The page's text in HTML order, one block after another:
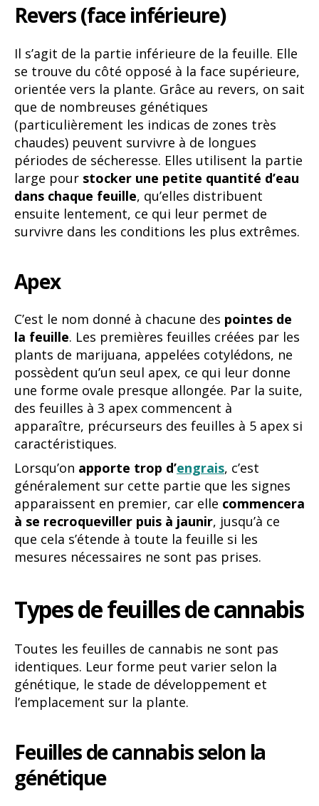
Revers (face inférieure)
Il s’agit de la partie inférieure de la feuille. Elle
se trouve du côté opposé à la face supérieure,
orientée vers la plante. Grâce au revers, on sait
que de nombreuses génétiques
(particulièrement les indicas de zones très
chaudes) peuvent survivre à de longues
périodes de sécheresse. Elles utilisent la partie
large pour stocker une petite quantité d’eau
dans chaque feuille, qu’elles distribuent
ensuite lentement, ce qui leur permet de
survivre dans les conditions les plus extrêmes.
Apex
C’est le nom donné à chacune des pointes de
la feuille. Les premières feuilles créées par les
plants de marijuana, appelées cotylédons, ne
possèdent qu’un seul apex, ce qui leur donne
une forme ovale presque allongée. Par la suite,
des feuilles à 3 apex commencent à
apparaître, précurseurs des feuilles à 5 apex si
caractéristiques.
Lorsqu’on apporte trop d’engrais, c’est
généralement sur cette partie que les signes
apparaissent en premier, car elle commencera
à se recroqueviller puis à jaunir, jusqu’à ce
que cela s’étende à toute la feuille si les
mesures nécessaires ne sont pas prises.
Types de feuilles de cannabis
Toutes les feuilles de cannabis ne sont pas
identiques. Leur forme peut varier selon la
génétique, le stade de développement et
l’emplacement sur la plante.
Feuilles de cannabis selon la
génétique